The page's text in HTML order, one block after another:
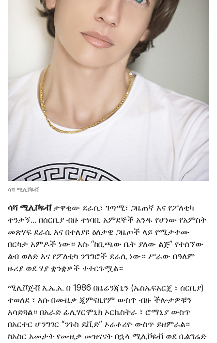
ሳሻ ሚሊቮዬቭ
ሳሻ ሚሊቮዬቭ ታዋቂው ደራሲ፣ ገጣሚ፣ ጋዜጠኛ እና የፖለቲካ
ተንታኝ... በሰርቢያ ብዙ ተነባቢ አምደኞች አንዱ የሆነው የአምስት
መጽሃፍ ደራሲ እና በተለያዩ ዕለታዊ ጋዜጦች ላይ የሚታተሙ
በርካታ አምዶች ነው። እሱ “ከቢጫው ቤት ያለው ልጅ” የተሰኘው
ልብ ወለድ እና የፖለቲካ ንግግሮች ደራሲ ነው። ሥራው በዓለም
ዙሪያ ወደ ሃያ ቋንቋዎች ተተርጉሟል።
ሚሊቮጄቭ እ.ኤ.አ. በ 1986 በዜሬንጃኒን (ኤስኤፍአርጄ ፣ ሰርቢያ)
ተወለደ ፣ እሱ በሙዚቃ ጂምናዚየም ውስጥ ብዙ ችሎታዎቹን
አሳድጓል። በአራድ ፊሊሃርሞኒክ ኦርኬስትራ ፣ ሮማኒያ ውስጥ
በአርተር ሆንግገር “ንጉስ ዴቪድ” ኦራቶሪዮ ውስጥ ይዘምራል።
ከአስር አመታት የሙዚቃ መዝናናት በኋላ ሚሊቮዬቭ ወደ ቤልግሬድ